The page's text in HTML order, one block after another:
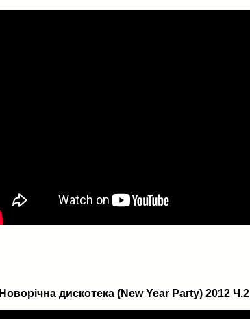
Новорічна дискотека (New Year Party) 2012 Ч.2